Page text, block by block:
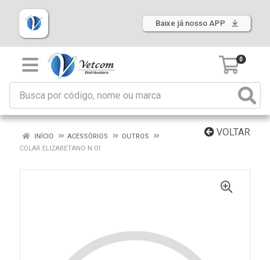
Baixe já nosso APP
0
VOLTAR
INÍCIO ACESSÓRIOS
OUTROS
COLAR ELIZABETANO N 01